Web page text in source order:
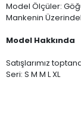
Model Ölçüler:
Mankenin
Model Hakkında
Satışlarımız
Seri: S M M L XL